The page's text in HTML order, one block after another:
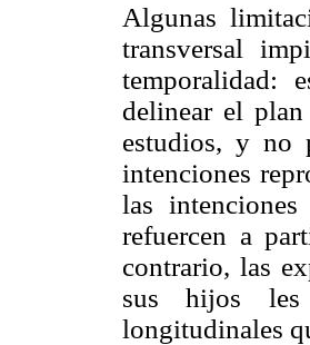
Algunas
transversal
temporalidad:
delinear el
estudios, y no
intenciones
las
refuercen a
contrario, las
sus hijos les
longitudinales